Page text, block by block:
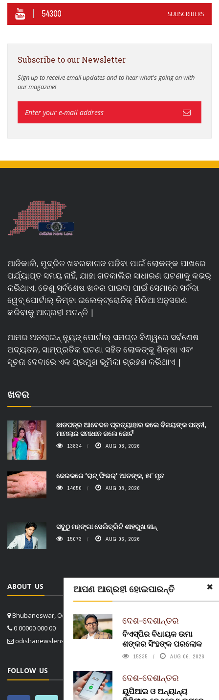
ଆପଣ ଆଗ୍ରହୀ ହୋଇପାରନ୍ତି
ଦେଶ-ଦେଶାନ୍ତର
ବିଏସ୍‌ପିର ବିଧାୟକ ଉମା
ଶଙ୍କର ସିଂହଙ୍କ ପରଲୋକ
15235 AUG 06, 2026
ଦେଶ-ଦେଶାନ୍ତର
ୟୁପିଆଇ ଓ ଅନ୍ୟାନ୍ୟ
54300 SUBSCRIBERS
Subscribe to our Newsletter
Sign up to receive email updates and to hear what's going on with
our magazine!
ଆଜିକାଲି, ମୁଦ୍ରିତ ଖବରକାଗଜ ପଢିବା ପାଇଁ ଲୋକଙ୍କ ପାଖରେ
ପର୍ଯ୍ୟାପ୍ତ ସମୟ ନାହିଁ, ଯାହା ଗତକାଲିର ସାଧାରଣ ଘଟଣାକୁ କଭର୍
କରିଥାଏ, ତେଣୁ ସର୍ବଶେଷ ଖବର ପାଇବା ପାଇଁ ସେମାନେ ସର୍ବଦା
ୱେବ୍ ପୋର୍ଟାଲ୍ କିମ୍ବା ଇଲେକ୍ଟ୍ରୋନିକ୍ ମିଡିଆ ଅନୁସରଣ
କରିବାକୁ ଆଗ୍ରହୀ ଅଟନ୍ତି |
ଆମର ଅନଲାଇନ୍ ନ୍ୟୁଜ୍ ପୋର୍ଟାଲ୍ ସମଗ୍ର ବିଶ୍ୱରେ ସର୍ବଶେଷ
ଅଦ୍ୟତନ, ସାମ୍ପ୍ରତିକ ଘଟଣା ସହିତ ଲୋକଙ୍କୁ ଶିକ୍ଷା ଏବଂ
ସୂଚନା ଦେବାରେ ଏକ ପ୍ରମୁଖ ଭୂମିକା ଗ୍ରହଣ କରିଥାଏ |
ଖବର
ଛାଡପତ୍ର ଆବେଦନ ପ୍ରତ୍ୟାହାର କଲେ ବିଜୟଙ୍କ ପତ୍ନୀ,
ମାମଲାର ସମାଧାନ କଲେ କୋର୍ଟ
13834 AUG 08, 2026
କେରଳରେ ‘ରାଟ୍ ଫିଭର୍’ ଆତଙ୍କ, ୫୮ ମୃତ
14650 AUG 08, 2026
ସବୁଠୁ ମହଙ୍ଗା ସେଲିବ୍ରିଟି ଶାହରୁଖ ଖାନ୍
15073 AUG 06, 2026
ABOUT US
Bhubaneswar, Odisha, India
0 00000 000 00
odishanewslens@gmail.com
FOLLOW US